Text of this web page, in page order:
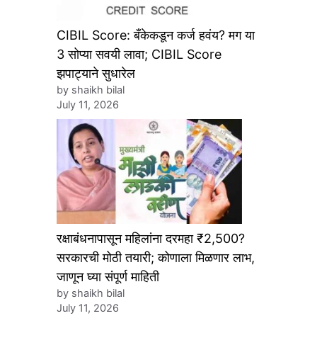
CIBIL Score: बँकेकडून कर्ज हवंय? मग या
3 सोप्या सवयी लावा; CIBIL Score
झपाट्याने सुधारेल
by shaikh bilal
July 11, 2026
रक्षाबंधनापासून महिलांना दरमहा ₹2,500?
सरकारची मोठी तयारी; कोणाला मिळणार लाभ,
जाणून घ्या संपूर्ण माहिती
by shaikh bilal
July 11, 2026